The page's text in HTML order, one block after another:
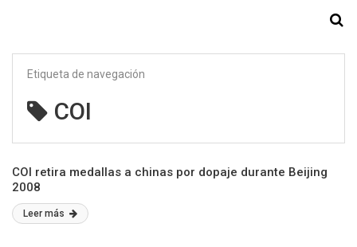
Etiqueta de navegación
COI
COI retira medallas a chinas por dopaje durante Beijing
2008
Leer más